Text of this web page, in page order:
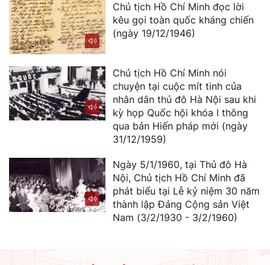
Chủ tịch Hồ Chí Minh đọc lời
kêu gọi toàn quốc kháng chiến
(ngày 19/12/1946)
Chủ tịch Hồ Chí Minh nói
chuyện tại cuộc mít tinh của
nhân dân thủ đô Hà Nội sau khi
kỳ họp Quốc hội khóa I thông
qua bản Hiến pháp mới (ngày
31/12/1959)
Ngày 5/1/1960, tại Thủ đô Hà
Nội, Chủ tịch Hồ Chí Minh đã
phát biểu tại Lễ kỷ niệm 30 năm
thành lập Đảng Cộng sản Việt
Nam (3/2/1930 - 3/2/1960)